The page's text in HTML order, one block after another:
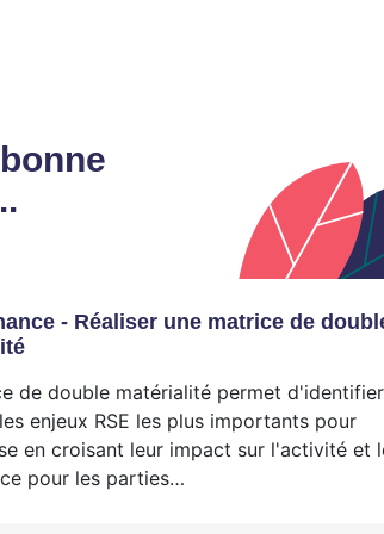
- Réaliser une matrice de
de double matérialité permet
enjeux RSE les plus importants pour
en croisant leur impact sur l'activité et
pour les parties…